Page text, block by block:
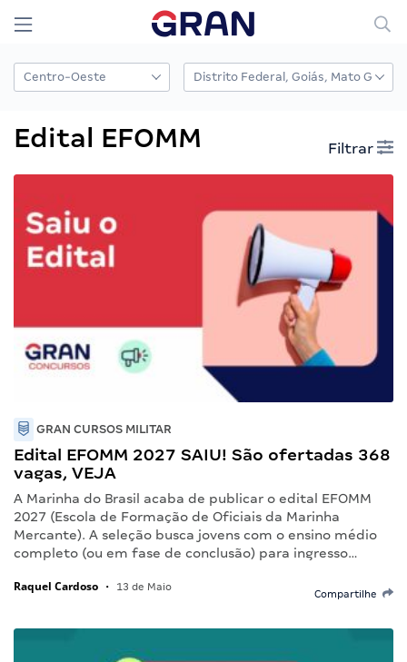
Edital EFOMM Filtrar
GRAN CURSOS MILITAR
Edital EFOMM 2027 SAIU! São ofertadas 368
vagas, VEJA
A Marinha do Brasil acaba de publicar o edital EFOMM
2027 (Escola de Formação de Oficiais da Marinha
Mercante). A seleção busca jovens com o ensino médio
completo (ou em fase de conclusão) para ingresso…
Raquel Cardoso • 13 de Maio
Compartilhe